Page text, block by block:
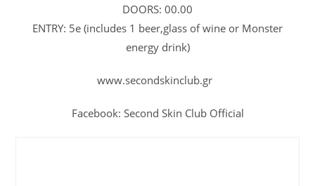
DOORS: 00.00
ENTRY: 5e (includes 1 beer,glass of wine or Monster
energy drink)
www.secondskinclub.gr
Facebook: Second Skin Club Official